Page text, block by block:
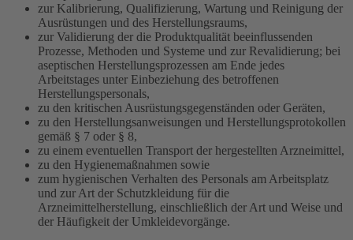
zur Kalibrierung, Qualifizierung, Wartung und Reinigung der
Ausrüstungen und des Herstellungsraums,
zur Validierung der die Produktqualität beeinflussenden
Prozesse, Methoden und Systeme und zur Revalidierung; bei
aseptischen Herstellungsprozessen am Ende jedes
Arbeitstages unter Einbeziehung des betroffenen
Herstellungspersonals,
zu den kritischen Ausrüstungsgegenständen oder Geräten,
zu den Herstellungsanweisungen und Herstellungsprotokollen
gemäß § 7 oder § 8,
zu einem eventuellen Transport der hergestellten Arzneimittel,
zu den Hygienemaßnahmen sowie
zum hygienischen Verhalten des Personals am Arbeitsplatz
und zur Art der Schutzkleidung für die
Arzneimittelherstellung, einschließlich der Art und Weise und
der Häufigkeit der Umkleidevorgänge.